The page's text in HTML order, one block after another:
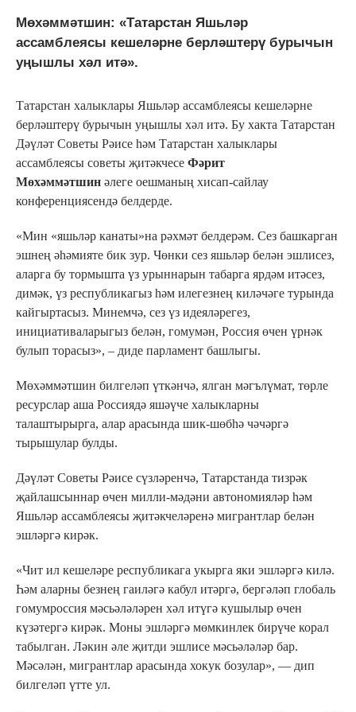
Мөхәммәтшин: «Татарстан Яшьләр
ассамблеясы кешеләрне берләштерү бурычын
уңышлы хәл итә».
Татарстан халыклары Яшьләр ассамблеясы кешеләрне
берләштерү бурычын уңышлы хәл итә. Бу хакта Татарстан
Дәүләт Советы Рәисе һәм Татарстан халыклары
ассамблеясы советы җитәкчесе Фәрит
Мөхәммәтшин әлеге оешманың хисап-сайлау
конференциясендә белдерде.
«Мин «яшьләр канаты»на рәхмәт белдерәм. Сез башкарган
эшнең әһәмияте бик зур. Чөнки сез яшьләр белән эшлисез,
аларга бу тормышта үз урыннарын табарга ярдәм итәсез,
димәк, үз республикагыз һәм илегезнең киләчәге турында
кайгыртасыз. Минемчә, сез үз идеяләрегез,
инициативаларыгыз белән, гомумән, Россия өчен үрнәк
булып торасыз», – диде парламент башлыгы.
Мөхәммәтшин билгеләп үткәнчә, ялган мәгълүмат, төрле
ресурслар аша Россиядә яшәүче халыкларны
талаштырырга, алар арасында шик-шөбһә чәчәргә
тырышулар булды.
Дәүләт Советы Рәисе сүзләренчә, Татарстанда тизрәк
җайлашсыннар өчен милли-мәдәни автономияләр һәм
Яшьләр ассамблеясы җитәкчеләренә мигрантлар белән
эшләргә кирәк.
«Чит ил кешеләре республикага укырга яки эшләргә килә.
Һәм аларны безнең гаиләгә кабул итәргә, бергәләп глобаль
гомумроссия мәсьәләләрен хәл итүгә кушылыр өчен
күзәтергә кирәк. Моны эшләргә мөмкинлек бирүче корал
табылган. Ләкин әле җитди эшлисе мәсьәләләр бар.
Мәсәлән, мигрантлар арасында хокук бозулар», — дип
билгеләп үтте ул.